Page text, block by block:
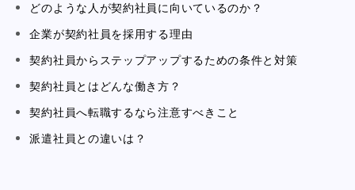
どのような人が契約社員に向いているのか？
企業が契約社員を採用する理由
契約社員からステップアップするための条件と対策
契約社員とはどんな働き方？
契約社員へ転職するなら注意すべきこと
派遣社員との違いは？